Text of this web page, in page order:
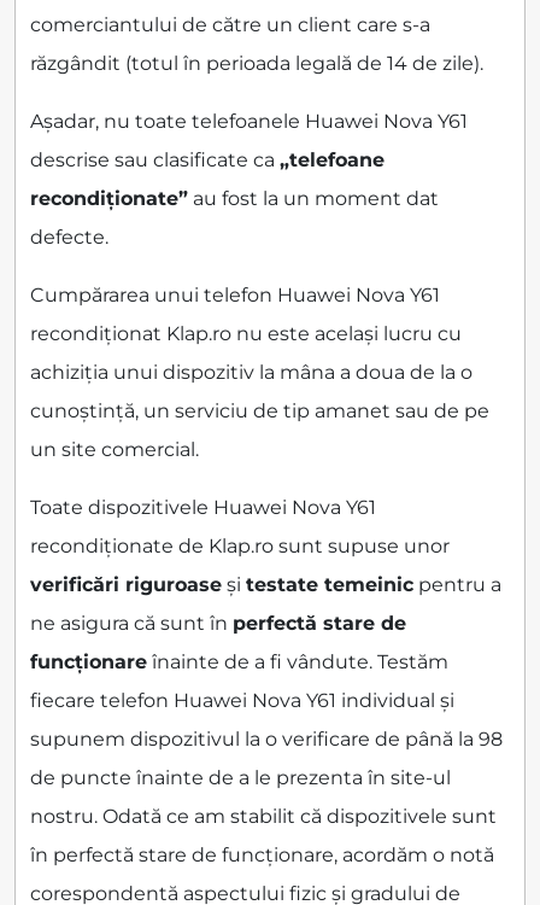
comerciantului de către un client care s-a
răzgândit (totul în perioada legală de 14 de zile).
Așadar, nu toate telefoanele Huawei Nova Y61
descrise sau clasificate ca „telefoane
recondiționate” au fost la un moment dat
defecte.
Cumpărarea unui telefon Huawei Nova Y61
recondiționat Klap.ro nu este același lucru cu
achiziția unui dispozitiv la mâna a doua de la o
cunoștință, un serviciu de tip amanet sau de pe
un site comercial.
Toate dispozitivele Huawei Nova Y61
recondiționate de Klap.ro sunt supuse unor
verificări riguroase și testate temeinic pentru a
ne asigura că sunt în perfectă stare de
funcționare înainte de a fi vândute. Testăm
fiecare telefon Huawei Nova Y61 individual și
supunem dispozitivul la o verificare de până la 98
de puncte înainte de a le prezenta în site-ul
nostru. Odată ce am stabilit că dispozitivele sunt
în perfectă stare de funcționare, acordăm o notă
corespondentă aspectului fizic și gradului de